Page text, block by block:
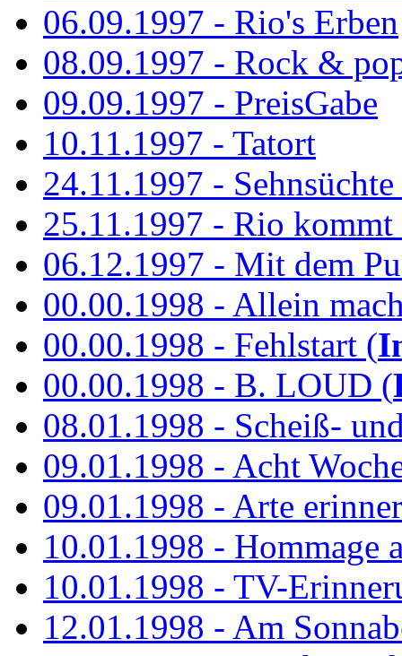
06.09.1997 - Rio's Erben
08.09.1997 - Rock &
09.09.1997 - PreisGabe
10.11.1997 - Tatort
24.11.1997 -
25.11.1997 - Rio kommt
06.12.1997 - Mit dem
00.00.1998 - Allein
00.00.1998 - Fehlstart (
00.00.1998 - B. LOUD (
08.01.1998 - Scheiß-
09.01.1998 - Acht
09.01.1998 - Arte
10.01.1998 - Hommage
10.01.1998 - TV-
12.01.1998 - Am